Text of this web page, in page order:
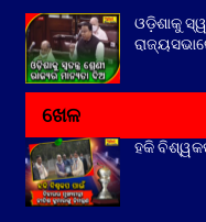
ଓଡ଼ିଶାକୁ
ଖେଳ
ହକି